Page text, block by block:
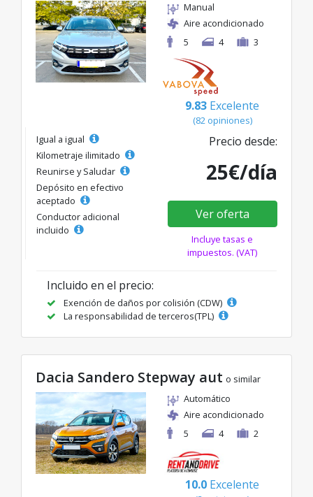
Manual
Aire acondicionado
5
4 3
9.83 Excelente
(82 opiniones)
Igual a igual
Kilometraje ilimitado
Reunirse y Saludar
Depósito en efectivo
aceptado
Conductor adicional
incluido
Precio desde:
25€/día
Ver oferta
Incluye tasas e
impuestos. (VAT)
Incluido en el precio:
Exención de daños por colisión (CDW)
La responsabilidad de terceros(TPL)
Dacia Sandero Stepway aut o similar
Automático
Aire acondicionado
5
4 2
10.0 Excelente